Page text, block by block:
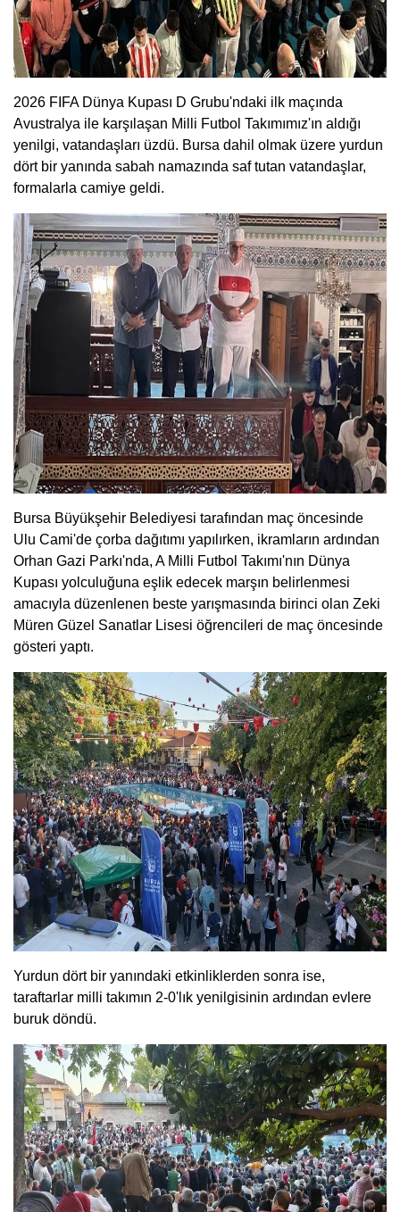
2026 FIFA Dünya Kupası D Grubu'ndaki ilk maçında
Avustralya ile karşılaşan Milli Futbol Takımımız'ın aldığı
yenilgi, vatandaşları üzdü. Bursa dahil olmak üzere yurdun
dört bir yanında sabah namazında saf tutan vatandaşlar,
formalarla camiye geldi.
Bursa Büyükşehir Belediyesi tarafından maç öncesinde
Ulu Cami'de çorba dağıtımı yapılırken, ikramların ardından
Orhan Gazi Parkı'nda, A Milli Futbol Takımı'nın Dünya
Kupası yolculuğuna eşlik edecek marşın belirlenmesi
amacıyla düzenlenen beste yarışmasında birinci olan Zeki
Müren Güzel Sanatlar Lisesi öğrencileri de maç öncesinde
gösteri yaptı.
Yurdun dört bir yanındaki etkinliklerden sonra ise,
taraftarlar milli takımın 2-0'lık yenilgisinin ardından evlere
buruk döndü.